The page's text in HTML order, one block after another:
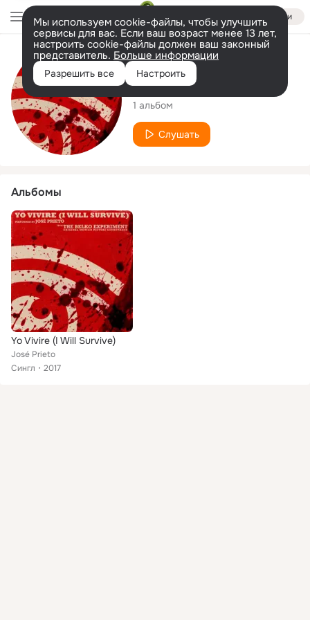
Войти
Мы используем cookie-файлы, чтобы улучшить
сервисы для вас. Если ваш возраст менее 13 лет,
настроить cookie-файлы должен ваш законный
представитель. Больше информации
Разрешить все Настроить
Исполнитель
José Prieto
1 альбом
Слушать
Альбомы
Yo Vivire (I Will Survive)
José Prieto
Сингл
2017